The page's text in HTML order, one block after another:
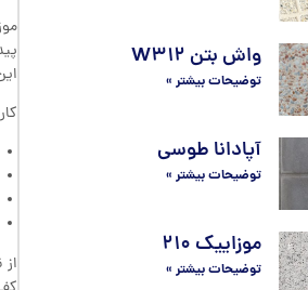
واش بتن W۳۱۲
توضیحات بیشتر »
آپادانا طوسی
توضیحات بیشتر »
موزاییک ۲۱۰
توضیحات بیشتر »